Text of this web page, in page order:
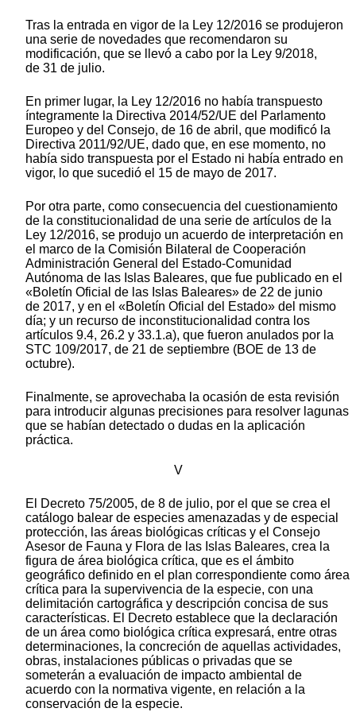
Tras la entrada en vigor de la Ley 12/2016 se produjeron
una serie de novedades que recomendaron su
modificación, que se llevó a cabo por la Ley 9/2018,
de 31 de julio.
En primer lugar, la Ley 12/2016 no había transpuesto
íntegramente la Directiva 2014/52/UE del Parlamento
Europeo y del Consejo, de 16 de abril, que modificó la
Directiva 2011/92/UE, dado que, en ese momento, no
había sido transpuesta por el Estado ni había entrado en
vigor, lo que sucedió el 15 de mayo de 2017.
Por otra parte, como consecuencia del cuestionamiento
de la constitucionalidad de una serie de artículos de la
Ley 12/2016, se produjo un acuerdo de interpretación en
el marco de la Comisión Bilateral de Cooperación
Administración General del Estado-Comunidad
Autónoma de las Islas Baleares, que fue publicado en el
«Boletín Oficial de las Islas Baleares» de 22 de junio
de 2017, y en el «Boletín Oficial del Estado» del mismo
día; y un recurso de inconstitucionalidad contra los
artículos 9.4, 26.2 y 33.1.a), que fueron anulados por la
STC 109/2017, de 21 de septiembre (BOE de 13 de
octubre).
Finalmente, se aprovechaba la ocasión de esta revisión
para introducir algunas precisiones para resolver lagunas
que se habían detectado o dudas en la aplicación
práctica.
V
El Decreto 75/2005, de 8 de julio, por el que se crea el
catálogo balear de especies amenazadas y de especial
protección, las áreas biológicas críticas y el Consejo
Asesor de Fauna y Flora de las Islas Baleares, crea la
figura de área biológica crítica, que es el ámbito
geográfico definido en el plan correspondiente como área
crítica para la supervivencia de la especie, con una
delimitación cartográfica y descripción concisa de sus
características. El Decreto establece que la declaración
de un área como biológica crítica expresará, entre otras
determinaciones, la concreción de aquellas actividades,
obras, instalaciones públicas o privadas que se
someterán a evaluación de impacto ambiental de
acuerdo con la normativa vigente, en relación a la
conservación de la especie.